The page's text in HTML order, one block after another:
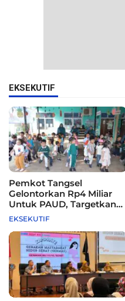
EKSEKUTIF
Pemkot Tangsel
Gelontorkan Rp4 Miliar
Untuk PAUD, Targetkan
115 Sekolah
EKSEKUTIF